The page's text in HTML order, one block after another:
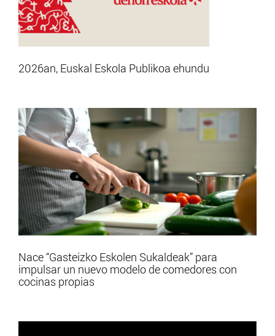
2026an, Euskal Eskola Publikoa ehundu
Nace “Gasteizko Eskolen Sukaldeak” para
impulsar un nuevo modelo de comedores con
cocinas propias